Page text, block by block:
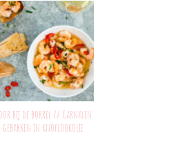
bij de borrel // Garnalen
gebakken in knoflookolie